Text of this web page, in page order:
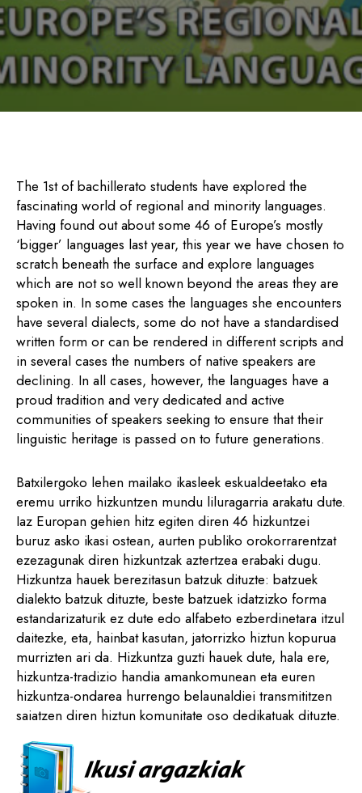
The 1st of bachillerato students have explored the
fascinating world of regional and minority languages.
Having found out about some 46 of Europe’s mostly
‘bigger’ languages last year, this year we have chosen to
scratch beneath the surface and explore languages
which are not so well known beyond the areas they are
spoken in. In some cases the languages she encounters
have several dialects, some do not have a standardised
written form or can be rendered in different scripts and
in several cases the numbers of native speakers are
declining. In all cases, however, the languages have a
proud tradition and very dedicated and active
communities of speakers seeking to ensure that their
linguistic heritage is passed on to future generations.
Batxilergoko lehen mailako ikasleek eskualdeetako eta
eremu urriko hizkuntzen mundu liluragarria arakatu dute.
Iaz Europan gehien hitz egiten diren 46 hizkuntzei
buruz asko ikasi ostean, aurten publiko orokorrarentzat
ezezagunak diren hizkuntzak aztertzea erabaki dugu.
Hizkuntza hauek berezitasun batzuk dituzte: batzuek
dialekto batzuk dituzte, beste batzuek idatzizko forma
estandarizaturik ez dute edo alfabeto ezberdinetara itzul
daitezke, eta, hainbat kasutan, jatorrizko hiztun kopurua
murrizten ari da. Hizkuntza guzti hauek dute, hala ere,
hizkuntza-tradizio handia amankomunean eta euren
hizkuntza-ondarea hurrengo belaunaldiei transmititzen
saiatzen diren hiztun komunitate oso dedikatuak dituzte.